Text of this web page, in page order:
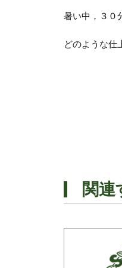
暑い中，３０
どのような仕
関連